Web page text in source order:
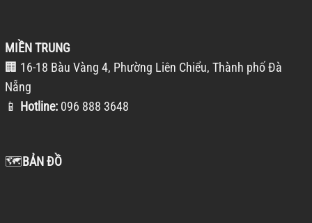
MIỀN TRUNG
🏢 16-18 Bàu Vàng 4, Phường Liên Chiểu, Thành phố Đà
Nẵng
📱 Hotline: 096 888 3648
🗺️BẢN ĐỒ